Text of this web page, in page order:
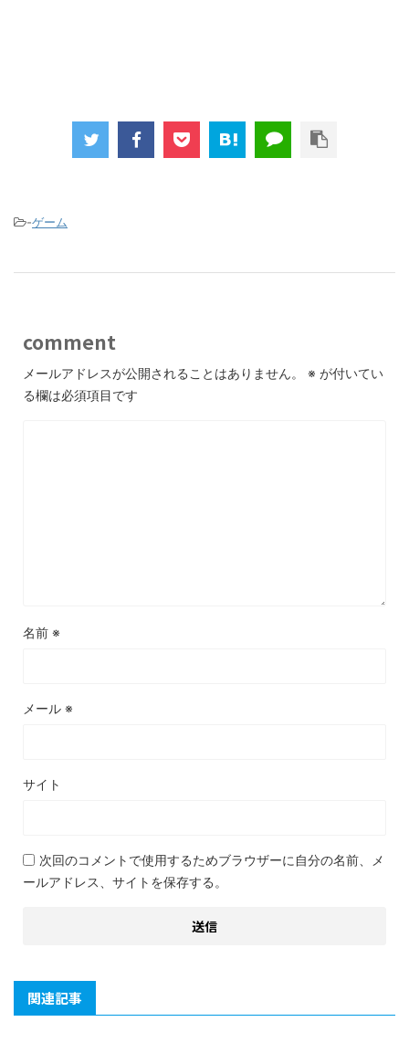
-ゲーム
comment
メールアドレスが公開されることはありません。 ※ が付いてい
る欄は必須項目です
名前 ※
メール ※
サイト
次回のコメントで使用するためブラウザーに自分の名前、メ
ールアドレス、サイトを保存する。
関連記事